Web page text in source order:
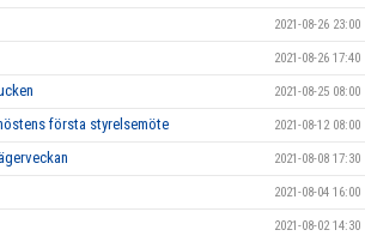
2021-08-26 23:00
2021-08-26 17:40
2021-08-25 08:00
första styrelsemöte 2021-08-12 08:00
2021-08-08 17:30
2021-08-04 16:00
2021-08-02 14:30